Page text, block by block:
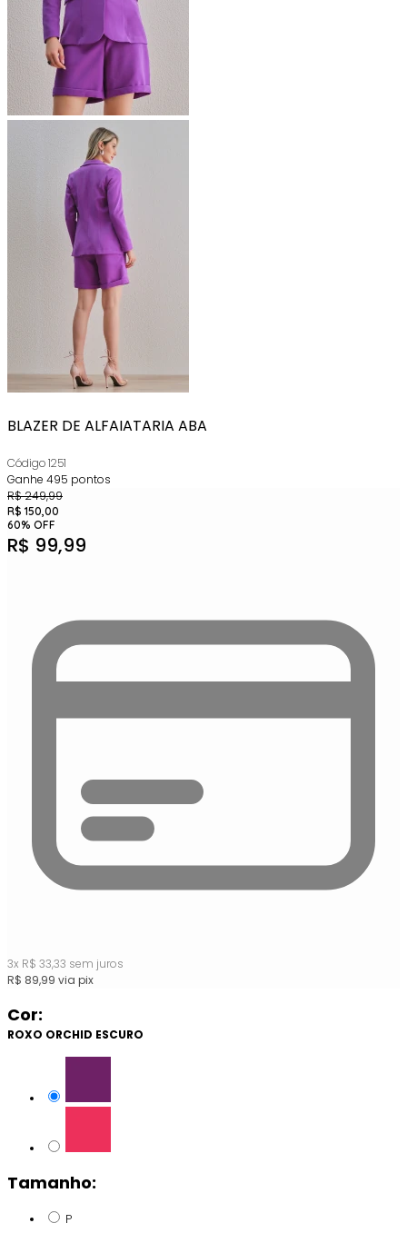
BLAZER DE ALFAIATARIA ABA
Código1251
Ganhe 495 pontos
R$249,99
R$ 150,00
60% OFF
R$ 99,99
3x R$ 33,33 sem juros
R$ 89,99 via pix
Cor:
ROXO ORCHID ESCURO
Tamanho:
P